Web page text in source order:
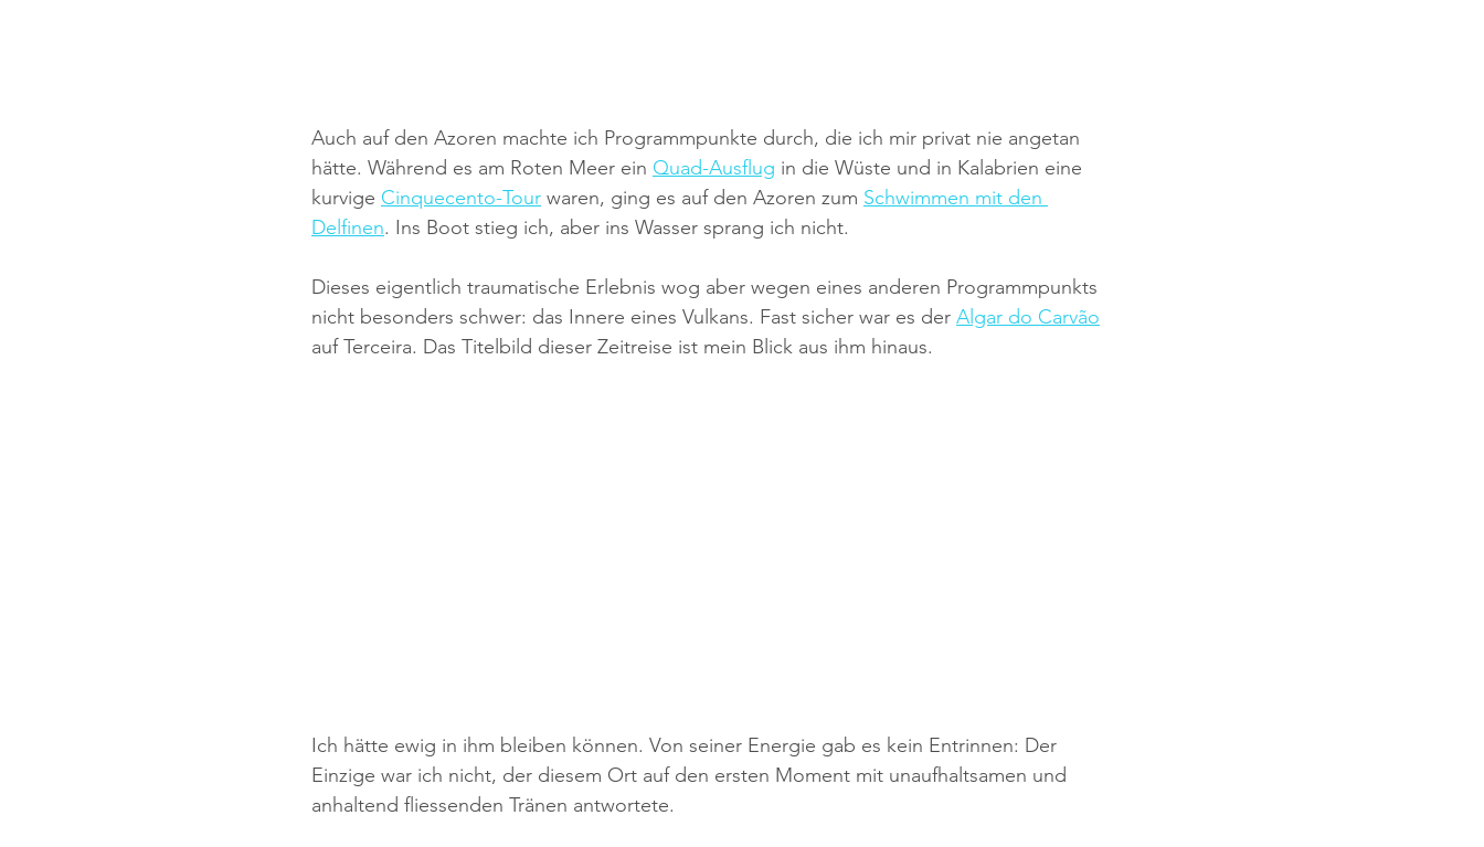
Auch auf den Azoren machte ich Programmpunkte durch, die ich mir privat nie angetan
hätte. Während es am Roten Meer ein Quad-Ausflug in die Wüste und in Kalabrien eine
kurvige Cinquecento-Tour waren, ging es auf den Azoren zum Schwimmen mit den
Delfinen. Ins Boot stieg ich, aber ins Wasser sprang ich nicht.
Dieses eigentlich traumatische Erlebnis wog aber wegen eines anderen Programmpunkts
nicht besonders schwer: das Innere eines Vulkans. Fast sicher war es der Algar do Carvão
auf Terceira. Das Titelbild dieser Zeitreise ist mein Blick aus ihm hinaus.
Ich hätte ewig in ihm bleiben können. Von seiner Energie gab es kein Entrinnen: Der
Einzige war ich nicht, der diesem Ort auf den ersten Moment mit unaufhaltsamen und
anhaltend fliessenden Tränen antwortete.